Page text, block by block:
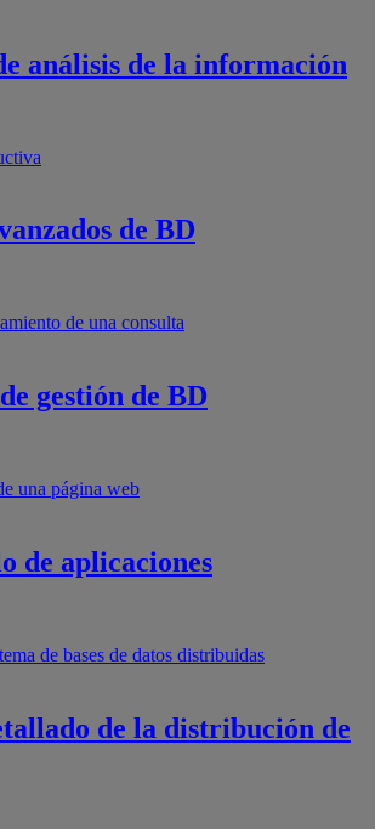
análisis de la información
de BD
gestión de BD
de aplicaciones
de la distribución de